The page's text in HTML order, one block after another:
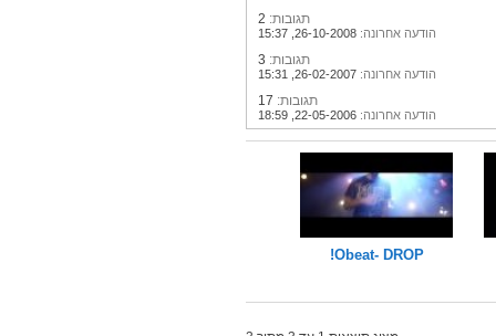
תגובות:
הודעה אחרונה: 15:37
תגובות:
הודעה אחרונה: 15:31
תגובות:
הודעה אחרונה: 18:59
Obeat- DROP!